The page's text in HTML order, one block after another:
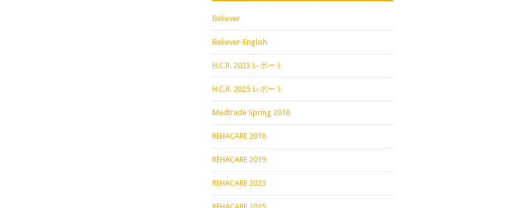
Believer
Believer-English
H.C.R. 2023 レポート
H.C.R. 2025 レポート
Medtrade Spring 2018
REHACARE 2018
REHACARE 2019
REHACARE 2023